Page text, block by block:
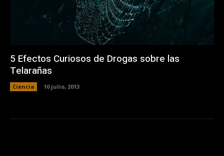
5 Efectos Curiosos de Drogas sobre las
Telarañas
Ciencia 10 julio, 2013